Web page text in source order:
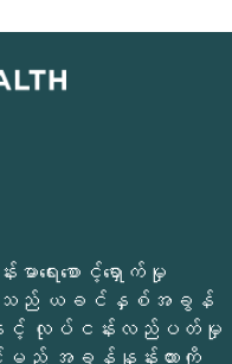
ာရေးစောင့်ရှောက်မှု
သည် ယခင်နှစ်အခွန်
နှင့် လုပ်ငန်းလည်ပတ်မှု
ည့် အခွန်နှုန်းထားကို